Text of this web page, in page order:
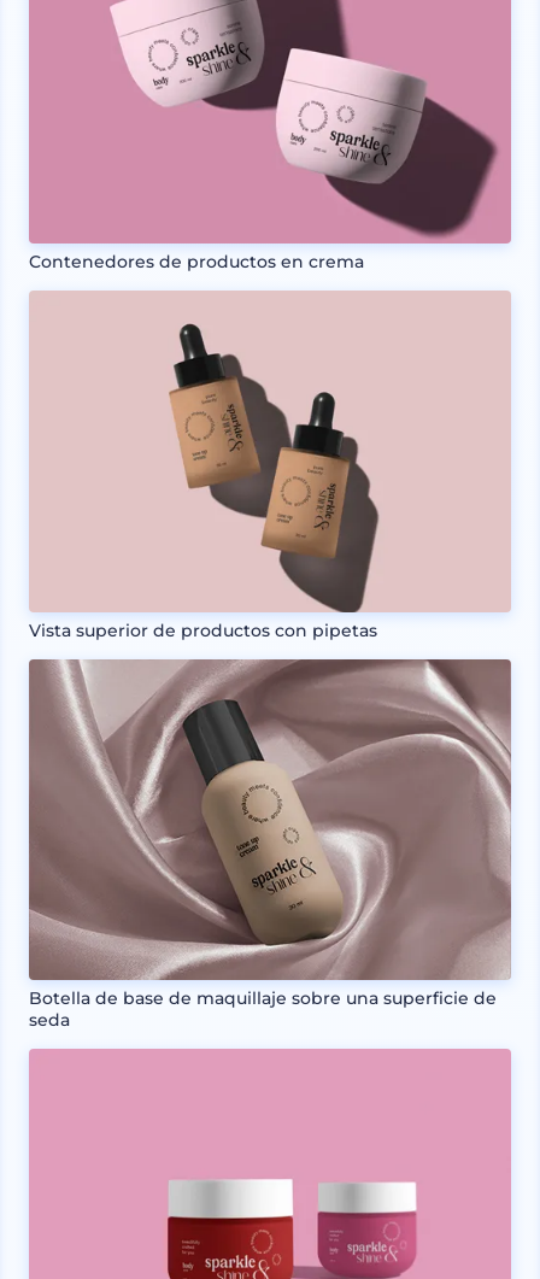
Contenedores de productos en crema
Vista superior de productos con pipetas
Botella de base de maquillaje sobre una superficie de
seda